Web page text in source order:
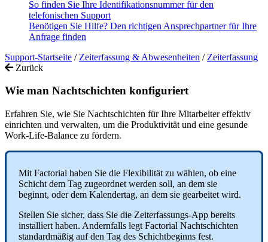
So finden Sie Ihre Identifikationsnummer für den
telefonischen Support
Benötigen Sie Hilfe? Den richtigen Ansprechpartner für Ihre
Anfrage finden
Support-Startseite / Zeiterfassung & Abwesenheiten / Zeiterfassung
Zurück
Wie man Nachtschichten konfiguriert
Erfahren Sie, wie Sie Nachtschichten für Ihre Mitarbeiter effektiv
einrichten und verwalten, um die Produktivität und eine gesunde
Work-Life-Balance zu fördern.
Mit Factorial haben Sie die Flexibilität zu wählen, ob eine
Schicht dem Tag zugeordnet werden soll, an dem sie
beginnt, oder dem Kalendertag, an dem sie gearbeitet wird.
Stellen Sie sicher, dass Sie die Zeiterfassungs-App bereits
installiert haben. Andernfalls legt Factorial Nachtschichten
standardmäßig auf den Tag des Schichtbeginns fest.